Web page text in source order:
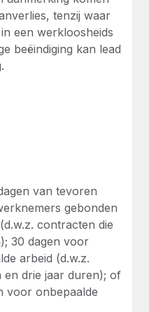
en welzijn,...
Gusto- en Xero-
en...
in 19 landen
in de wereldwijde
sinds 2016...
tenzij waar
een werkloosheids
beëindiging kan lead
van tevoren
gebonden
contracten die
30 dagen voor
arbeid (d.w.z.
en drie jaar duren); of
voor onbepaalde